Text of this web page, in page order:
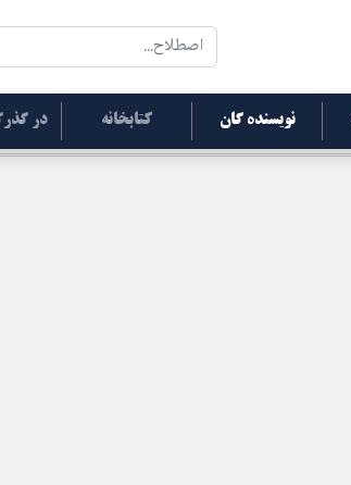
نویسنده گان کتابخانه در